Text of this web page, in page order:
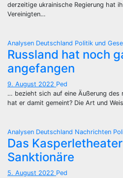
derzeitige ukrainische Regierung hat
Vereinigten…
Analysen Deutschland Politik und
Russland hat noch
angefangen
9. August 2022 Ped
… bezieht sich auf eine Äußerung des
hat er damit gemeint? Die Art und
Analysen Deutschland Nachrichten
Das
Sanktionäre
5. August 2022 Ped